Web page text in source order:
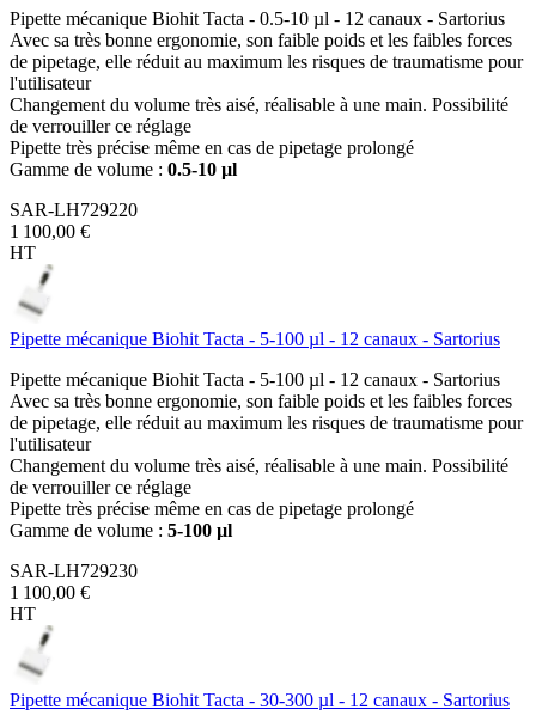
Pipette mécanique Biohit Tacta - 0.5-10 µl - 12 canaux - Sartorius
Avec sa très bonne ergonomie, son faible poids et les faibles forces
de pipetage, elle réduit au maximum les risques de traumatisme pour
l'utilisateur
Changement du volume très aisé, réalisable à une main. Possibilité
de verrouiller ce réglage
Pipette très précise même en cas de pipetage prolongé
Gamme de volume : 0.5-10 µl
SAR-LH729220
1 100,00 €
HT
Pipette mécanique Biohit Tacta - 5-100 µl - 12 canaux - Sartorius
Pipette mécanique Biohit Tacta - 5-100 µl - 12 canaux - Sartorius
Avec sa très bonne ergonomie, son faible poids et les faibles forces
de pipetage, elle réduit au maximum les risques de traumatisme pour
l'utilisateur
Changement du volume très aisé, réalisable à une main. Possibilité
de verrouiller ce réglage
Pipette très précise même en cas de pipetage prolongé
Gamme de volume : 5-100 µl
SAR-LH729230
1 100,00 €
HT
Pipette mécanique Biohit Tacta - 30-300 µl - 12 canaux - Sartorius